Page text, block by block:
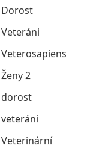
Dorost
Veteráni
Veterosapiens
Ženy 2
dorost
veteráni
Veterinární